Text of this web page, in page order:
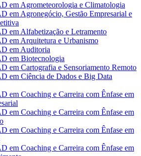
em Agrometeorologia e Climatologia
em Agronegócio, Gestão Empresarial e
em Alfabetização e Letramento
em Arquitetura e Urbanismo
em Auditoria
em Biotecnologia
em Cartografia e Sensoriamento Remoto
em Ciência de Dados e Big Data
em Coaching e Carreira com Ênfase em
em Coaching e Carreira com Ênfase em
em Coaching e Carreira com Ênfase em
em Coaching e Carreira com Ênfase em